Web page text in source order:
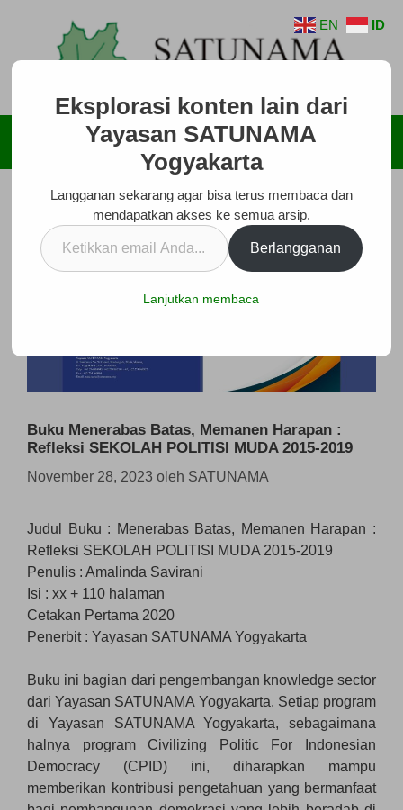
Menu
Buku Menerabas Batas, Memanen Harapan :
Refleksi SEKOLAH POLITISI MUDA 2015-2019
November 28, 2023 oleh SATUNAMA
Judul Buku : Menerabas Batas, Memanen Harapan :
Refleksi SEKOLAH POLITISI MUDA 2015-2019
Penulis : Amalinda Savirani
Isi : xx + 110 halaman
Cetakan Pertama 2020
Penerbit : Yayasan SATUNAMA Yogyakarta
Buku ini bagian dari pengembangan knowledge sector
dari Yayasan SATUNAMA Yogyakarta. Setiap program
di Yayasan SATUNAMA Yogyakarta, sebagaimana
halnya program Civilizing Politic For Indonesian
Democracy (CPID) ini, diharapkan mampu
memberikan kontribusi pengetahuan yang bermanfaat
EN ID
Eksplorasi konten lain dari
Yayasan SATUNAMA
Yogyakarta
Langganan sekarang agar bisa terus membaca dan
mendapatkan akses ke semua arsip.
Ketikkan
email
Berlangganan
Lanjutkan membaca